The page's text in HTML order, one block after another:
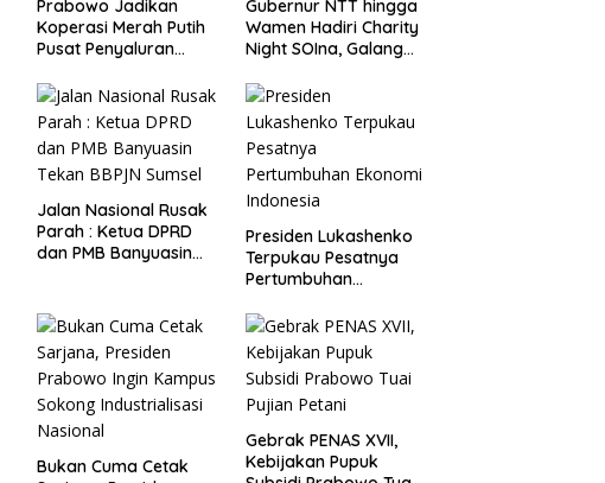
Prabowo Jadikan
Koperasi Merah Putih
Pusat Penyaluran
Pemerintah
Gubernur NTT hingga
Wamen Hadiri Charity
Night SOIna, Galang
Jalan Nasional Rusak
Parah : Ketua DPRD
dan PMB Banyuasin
Presiden Lukashenko
Terpukau Pesatnya
Pertumbuhan
Bukan Cuma Cetak
Gebrak PENAS XVII,
Kebijakan Pupuk